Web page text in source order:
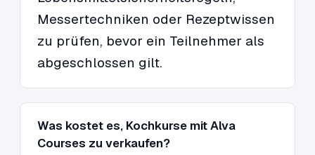
Messertechniken oder Rezeptwissen
zu prüfen, bevor ein Teilnehmer als
abgeschlossen gilt.
Was kostet es, Kochkurse mit Alva
Courses zu verkaufen?